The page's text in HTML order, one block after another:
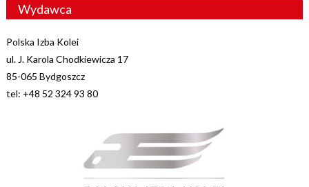
Wydawca
Polska Izba Kolei
ul. J. Karola Chodkiewicza 17
85-065 Bydgoszcz
tel: +48 52 324 93 80